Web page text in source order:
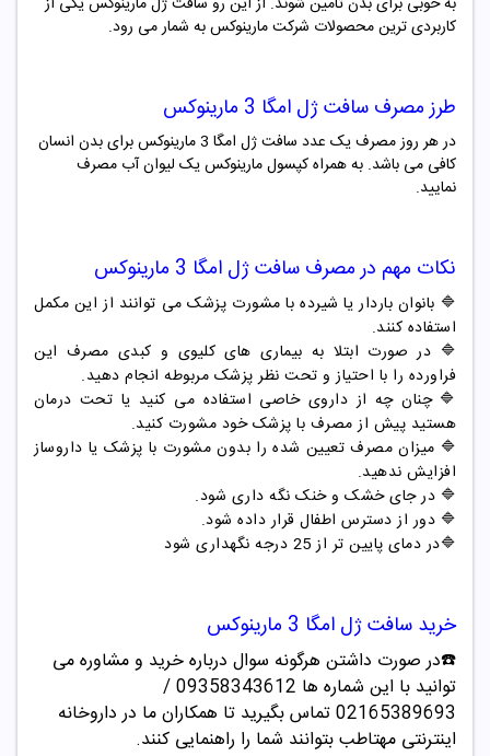
کاربردی ترین محصولات شرکت مارینوکس به شمار می رود.
طرز مصرف سافت ژل امگا 3 مارینوکس
در هر روز مصرف یک عدد سافت ژل امگا 3 مارینوکس برای بدن انسان
کافی می باشد. به همراه کپسول مارینوکس یک لیوان آب مصرف
نمایید.
نکات مهم در مصرف سافت ژل امگا 3 مارینوکس
🔷 بانوان باردار یا شیرده با مشورت پزشک می توانند از این مکمل
استفاده کنند.
🔷 در صورت ابتلا به بیماری های کلیوی و کبدی مصرف این
فراورده را با احتیاز و تحت نظر پزشک مربوطه انجام دهید.
🔷 چنان چه از داروی خاصی استفاده می کنید یا تحت درمان
هستید پیش از مصرف با پزشک خود مشورت کنید.
🔷 میزان مصرف تعیین شده را بدون مشورت با پزشک یا داروساز
افزایش ندهید.
🔷 در جای خشک و خنک نگه داری شود.
🔷 دور از دسترس اطفال قرار داده شود.
🔷در دمای پایین تر از 25 درجه نگهداری شود
خرید سافت ژل امگا 3 مارینوکس
☎️در صورت داشتن هرگونه سوال درباره خرید و مشاوره می
توانید با این شماره ها 09358343612 /
02165389693تماس بگیرید تا همکاران ما در داروخانه
اینترنتی مهتاطب بتوانند شما را راهنمایی کنند.